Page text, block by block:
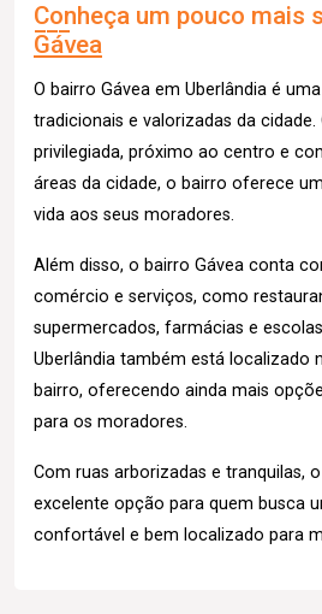
Conheça um pouco mais
Gávea
O bairro Gávea em Uberlândia é
tradicionais e valorizadas da
privilegiada, próximo ao centro e
áreas da cidade, o bairro oferece
vida aos seus moradores.
Além disso, o bairro Gávea conta
comércio e serviços, como
supermercados, farmácias e
Uberlândia também está localizado
bairro, oferecendo ainda mais
para os moradores.
Com ruas arborizadas e tranquilas,
excelente opção para quem busca
confortável e bem localizado para